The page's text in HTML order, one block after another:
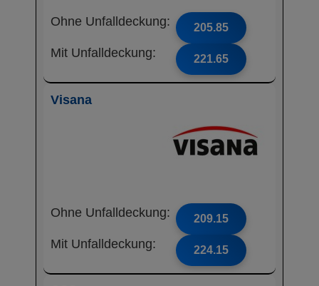
Ohne Unfalldeckung: 205.85
Mit Unfalldeckung: 221.65
Visana
Ohne Unfalldeckung: 209.15
Mit Unfalldeckung: 224.15